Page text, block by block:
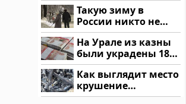
Такую зиму в
России никто не
ждал: как так?!
На Урале из казны
были украдены 18
миллионов рублей
Как выглядит место
крушение
вертолета на